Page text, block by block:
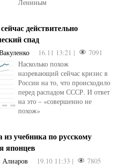
Лениным
действительно
спад
16.11 13:21 |
7091
Насколько похож
назревающий сейчас кризис в
России на то, что происходило
перед распадом СССР. И ответ
на это – «совершенно не
похож»
учебника по русскому
японцев
Алиаров 19.10 11:33 |
7805